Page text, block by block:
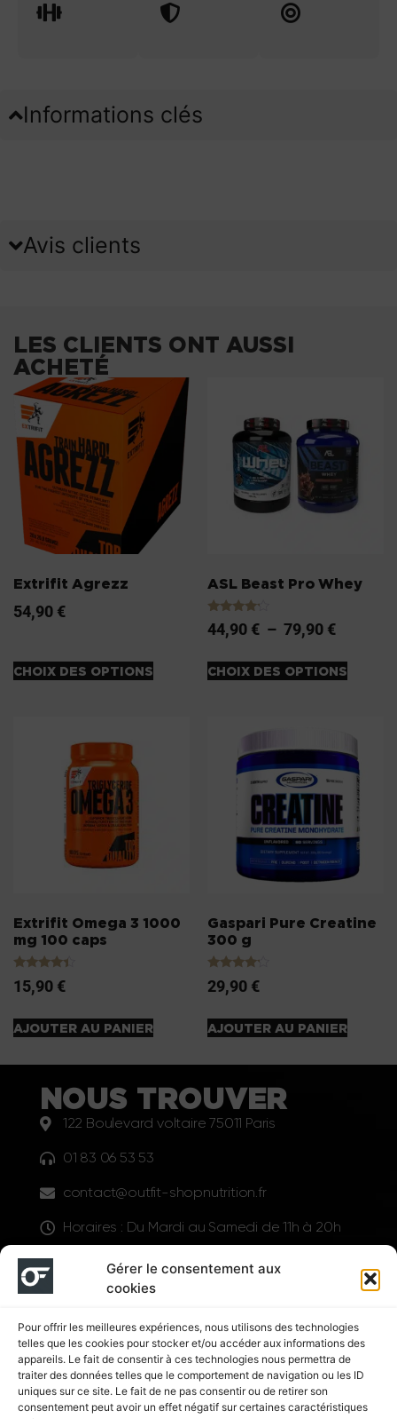
Gérer le consentement aux
cookies
Pour offrir les meilleures expériences, nous utilisons des technologies
telles que les cookies pour stocker et/ou accéder aux informations des
appareils. Le fait de consentir à ces technologies nous permettra de
traiter des données telles que le comportement de navigation ou les ID
uniques sur ce site. Le fait de ne pas consentir ou de retirer son
consentement peut avoir un effet négatif sur certaines caractéristiques
Informations clés
Avis clients
LES CLIENTS ONT AUSSI
ACHETÉ
Extrifit Agrezz
54,90 €
CHOIX DES OPTIONS
ASL Beast Pro Whey
Note
4.00
44,90 € – 79,90 €
CHOIX DES OPTIONS
Extrifit Omega 3 1000
mg 100 caps
Note
4.20
15,90 €
AJOUTER AU PANIER
Gaspari Pure Creatine
300 g
Note
4.00
29,90 €
AJOUTER AU PANIER
NOUS TROUVER
122 Boulevard voltaire 75011 Paris
01 83 06 53 53
contact@outfit-shopnutrition.fr
Horaires : Du Mardi au Samedi de 11h à 20h
LIENS UTILES